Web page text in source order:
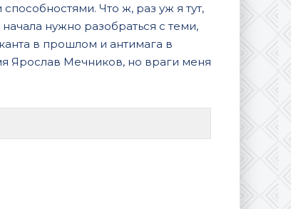
Что ж, раз уж я тут,
нужно разобраться с теми,
в прошлом и антимага в
Ярослав Мечников, но враги меня